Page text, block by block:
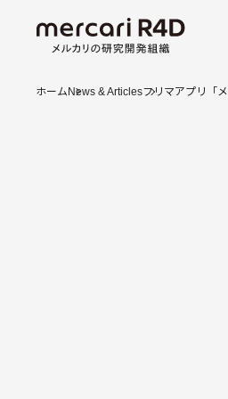
ホーム News & Articlesフリマアプリ「